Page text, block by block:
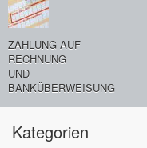
ZAHLUNG AUF
RECHNUNG
UND
BANKÜBERWEISUNG
Kategorien